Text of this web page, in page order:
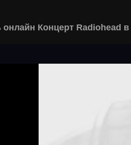
Концерт Radiohead